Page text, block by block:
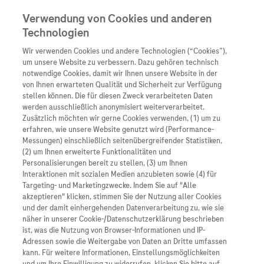
Unternehmen
Übersicht
Wer wir sind
Was uns antreibt
Unsere Standorte
Roche Stories
Events
Innovation
Übersicht
Forschung
Personalisierte
Digitalisierung
Blog Zukunftslabor
Übersicht
Unser Service für
Informationen zu
Diagnostik ist
Klinische Studien
Arzneimittel
Übersicht
Arzneimittel A-Z
Roche Pipeline
Roche Fachportal
Diagnostik
Kontakt
Presse
Karriere
Verwendung von Cookies und anderen
Technologien
Wir verwenden Cookies und andere Technologien (“Cookies”),
um unsere Website zu verbessern. Dazu gehören technisch
notwendige Cookies, damit wir Ihnen unsere Website in der
von Ihnen erwarteten Qualität und Sicherheit zur Verfügung
stellen können. Die für diesen Zweck verarbeiteten Daten
werden ausschließlich anonymisiert weiterverarbeitet.
Zusätzlich möchten wir gerne Cookies verwenden, (1) um zu
erfahren, wie unsere Website genutzt wird (Performance-
Messungen) einschließlich seitenübergreifender Statistiken,
(2) um Ihnen erweiterte Funktionalitäten und
Personalisierungen bereit zu stellen, (3) um Ihnen
Interaktionen mit sozialen Medien anzubieten sowie (4) für
Targeting- und Marketingzwecke. Indem Sie auf "Alle
akzeptieren" klicken, stimmen Sie der Nutzung aller Cookies
und der damit einhergehenden Datenverarbeitung zu, wie sie
näher in unserer Cookie-/Datenschutzerklärung beschrieben
ist, was die Nutzung von Browser-Informationen und IP-
Adressen sowie die Weitergabe von Daten an Dritte umfassen
kann. Für weitere Informationen, Einstellungsmöglichkeiten